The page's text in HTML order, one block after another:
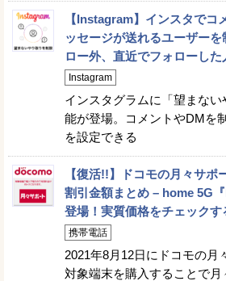
【Instagram】インスタでコ
ッセージが送れるユーザー
ロー外、直近でフォローし
Instagram
インスタグラムに「望まな
能が登場。コメントやDMを
を設定できる
【復活!!】ドコモの月々サポ
割引金額まとめ – home 5G
登場！実質価格をチェックす
携帯電話
2021年8月12日にドコモの月
対象端末を購入することで月